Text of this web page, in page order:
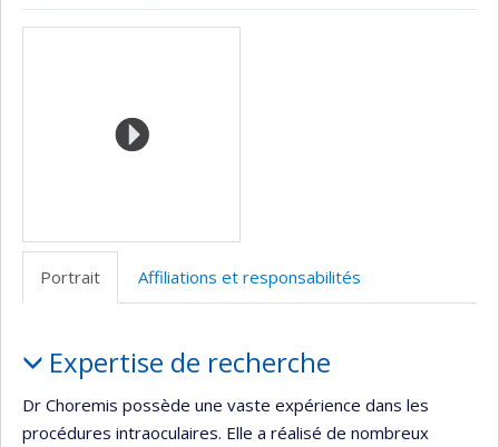
ResearchGate
PubMedLinkedIn
Médias
Portrait Affiliations et responsabilités
Expertise de recherche
Dr Choremis possède une vaste expérience dans les
procédures intraoculaires. Elle a réalisé de nombreux